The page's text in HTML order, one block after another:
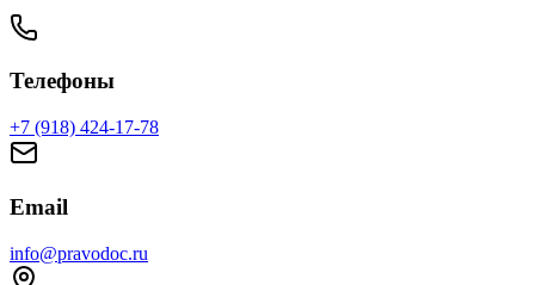
Телефоны
+7 (918) 424-17-78
Email
info@pravodoc.ru